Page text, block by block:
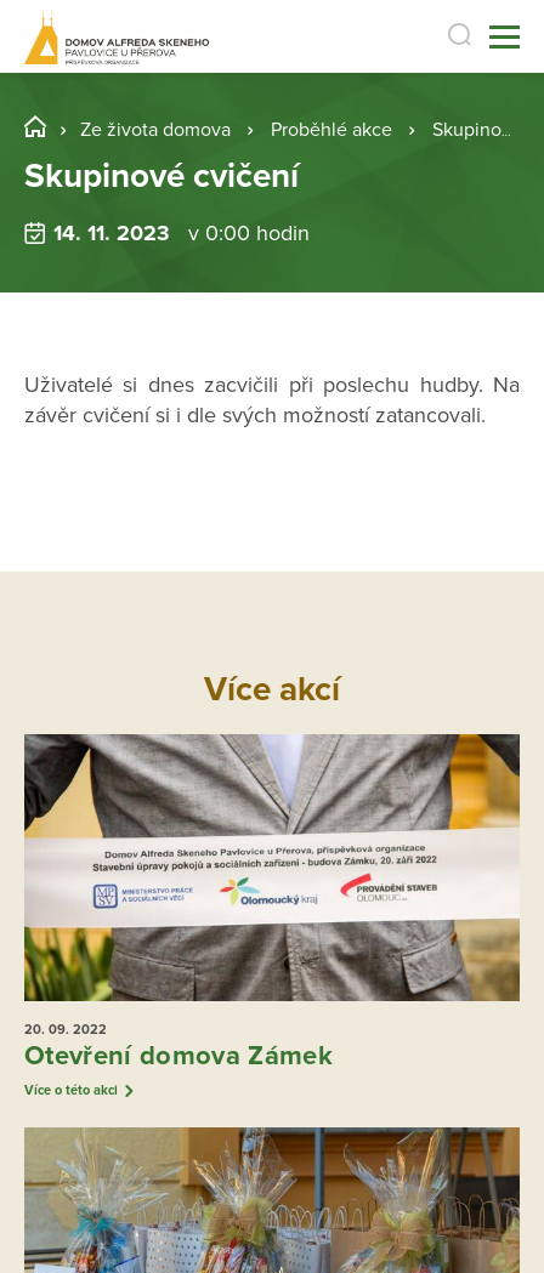
Ze života domova Proběhlé akce Skupinové cvičení
Skupinové cvičení
14. 11. 2023 v 0:00 hodin
Uživatelé si dnes zacvičili při poslechu hudby. Na
závěr cvičení si i dle svých možností zatancovali.
Více akcí
20. 09. 2022
Otevření domova Zámek
Více o této akci